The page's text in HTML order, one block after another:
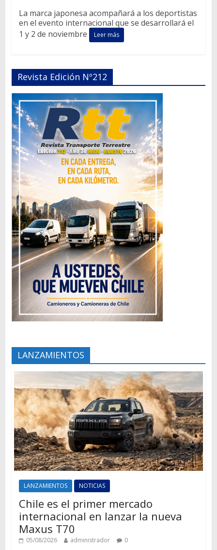
La marca japonesa acompañará a los deportistas
en el evento internacional que se desarrollará el
1 y 2 de noviembre
Leer más
Revista Edición Nº212
LANZAMIENTOS
LANZAMIENTOS NOTICIAS
Chile es el primer mercado
internacional en lanzar la nueva
Maxus T70
05/08/2026 administrador 0